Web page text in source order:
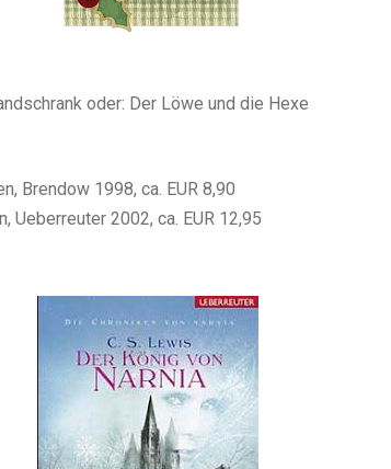
oder: Der Löwe und die Hexe
Brendow 1998, ca. EUR 8,90
Ueberreuter 2002, ca. EUR 12,95